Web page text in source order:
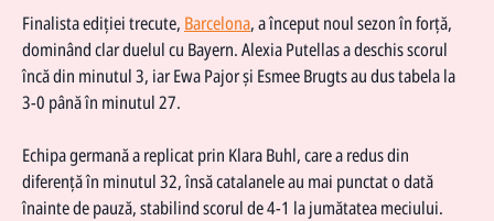
Finalista ediției trecute, Barcelona, a început noul sezon în forță,
dominând clar duelul cu Bayern. Alexia Putellas a deschis scorul
încă din minutul 3, iar Ewa Pajor și Esmee Brugts au dus tabela la
3-0 până în minutul 27.
Echipa germană a replicat prin Klara Buhl, care a redus din
diferență în minutul 32, însă catalanele au mai punctat o dată
înainte de pauză, stabilind scorul de 4-1 la jumătatea meciului.